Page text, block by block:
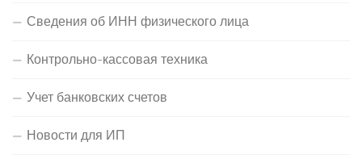
Сведения об ИНН физического лица
Контрольно-кассовая техника
Учет банковских счетов
Новости для ИП